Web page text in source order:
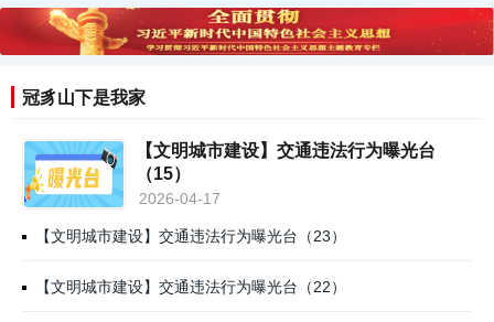
冠豸山下是我家
【文明城市建设】交通违法行为曝光台
（15）
2026-04-17
【文明城市建设】交通违法行为曝光台（23）
【文明城市建设】交通违法行为曝光台（22）